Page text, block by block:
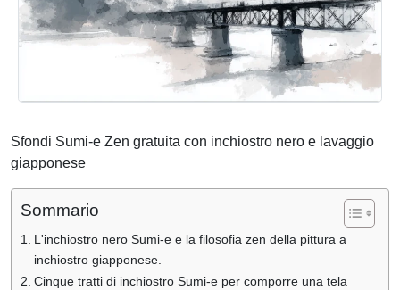
Sfondi Sumi-e Zen gratuita con inchiostro nero e lavaggio
giapponese
Sommario
L'inchiostro nero Sumi-e e la filosofia zen della pittura a
inchiostro giapponese.
Cinque tratti di inchiostro Sumi-e per comporre una tela